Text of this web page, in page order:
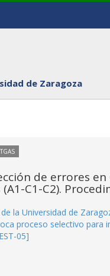
de Zaragoza
de errores
C1-C2).
la Universidad de
proceso selectivo para
05]